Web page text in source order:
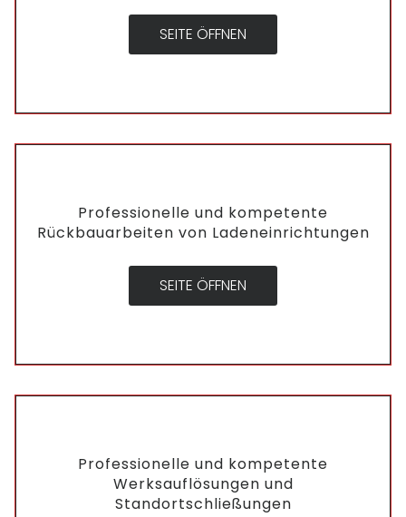
SEITE ÖFFNEN
Professionelle und kompetente
Rückbauarbeiten von Ladeneinrichtungen
SEITE ÖFFNEN
Professionelle und kompetente
Werksauflösungen und
Standortschließungen